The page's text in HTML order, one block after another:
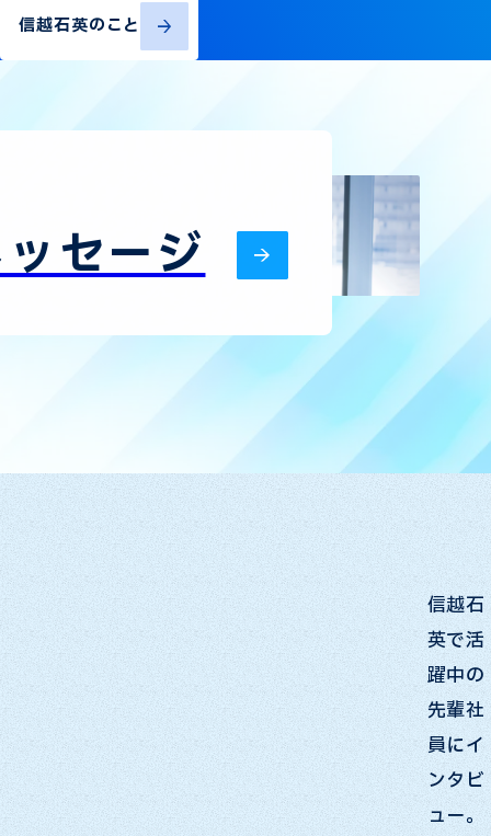
信越石英のこと
セージ
信越石
英で活
躍中の
先輩社
員にイ
ンタビ
ュー。